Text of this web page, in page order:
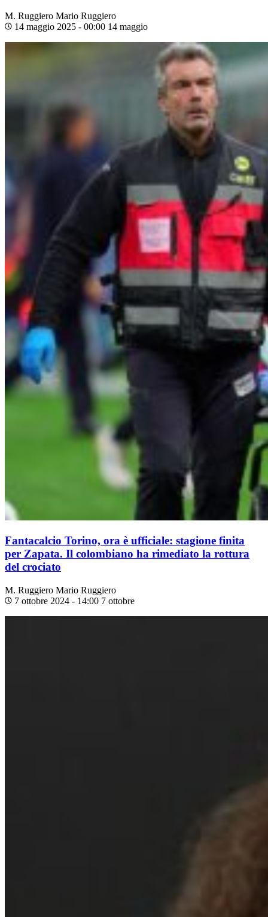
M. Ruggiero Mario Ruggiero
14 maggio 2025 - 00:00 14 maggio
Fantacalcio Torino, ora è ufficiale: stagione finita
per Zapata. Il colombiano ha rimediato la rottura
del crociato
M. Ruggiero Mario Ruggiero
7 ottobre 2024 - 14:00 7 ottobre